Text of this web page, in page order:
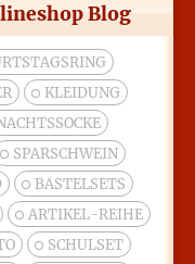
Blog
KLEIDUNG
SPARSCHWEIN
BASTELSETS
ARTIKEL-REIHE
SCHULSET